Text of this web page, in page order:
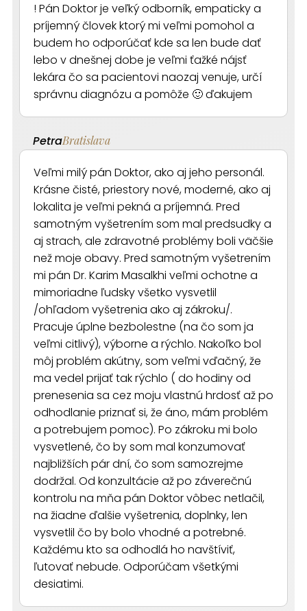
! Pán Doktor je veľký odborník, empaticky a
príjemný človek ktorý mi veľmi pomohol a
budem ho odporúčať kde sa len bude dať
lebo v dnešnej dobe je veľmi ťažké nájsť
lekára čo sa pacientovi naozaj venuje, určí
správnu diagnózu a pomôže 🙂 ďakujem
PetraBratislava
Veľmi milý pán Doktor, ako aj jeho personál.
Krásne čisté, priestory nové, moderné, ako aj
lokalita je veľmi pekná a príjemná. Pred
samotným vyšetrením som mal predsudky a
aj strach, ale zdravotné problémy boli väčšie
než moje obavy. Pred samotným vyšetrením
mi pán Dr. Karim Masalkhi veľmi ochotne a
mimoriadne ľudsky všetko vysvetlil
/ohľadom vyšetrenia ako aj zákroku/.
Pracuje úplne bezbolestne (na čo som ja
veľmi citlivý), výborne a rýchlo. Nakoľko bol
môj problém akútny, som veľmi vďačný, že
ma vedel prijať tak rýchlo ( do hodiny od
prenesenia sa cez moju vlastnú hrdosť až po
odhodlanie priznať si, že áno, mám problém
a potrebujem pomoc). Po zákroku mi bolo
vysvetlené, čo by som mal konzumovať
najbližších pár dní, čo som samozrejme
dodržal. Od konzultácie až po záverečnú
kontrolu na mňa pán Doktor vôbec netlačil,
na žiadne ďalšie vyšetrenia, doplnky, len
vysvetlil čo by bolo vhodné a potrebné.
Každému kto sa odhodlá ho navštíviť,
ľutovať nebude. Odporúčam všetkými
desiatimi.